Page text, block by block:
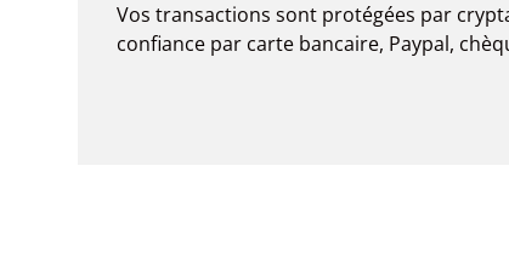
Vos transactions sont protégées par
confiance par carte bancaire, Paypal,